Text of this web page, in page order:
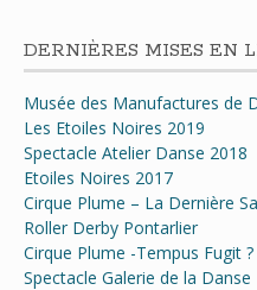
DERNIÈRES MISES EN
Musée des Manufactures de
Les Etoiles Noires 2019
Spectacle Atelier Danse 2018
Etoiles Noires 2017
Cirque Plume – La Dernière
Roller Derby Pontarlier
Cirque Plume -Tempus Fugit ?
Spectacle Galerie de la Danse